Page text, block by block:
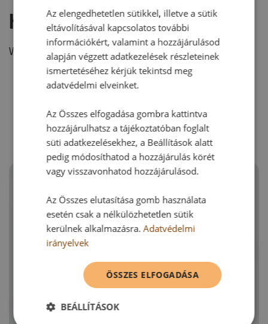
Hozzászólás írása
Vélemény írásához, kérjük, jelentkezz be!
RECEPTAJÁNLÓ
Az elengedhetetlen sütikkel, illetve a sütik
eltávolításával kapcsolatos további
információkért, valamint a hozzájárulásod
alapján végzett adatkezelések részleteinek
ismertetéséhez kérjük tekintsd meg
adatvédelmi elveinket.
Az Összes elfogadása gombra kattintva
hozzájárulhatsz a tájékoztatóban foglalt
süti adatkezelésekhez, a Beállítások alatt
pedig módosíthatod a hozzájárulás körét
vagy visszavonhatod hozzájárulásod.
Az Összes elutasítása gomb használata
esetén csak a nélkülözhetetlen sütik
kerülnek alkalmazásra.Adatvédelmi
irányelvek
ÖSSZES ELFOGADÁSA
BEÁLLÍTÁSOK